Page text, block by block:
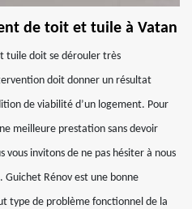
de toit et tuile à Vatan
tuile doit se dérouler très
doit donner un résultat
de viabilité d’un logement. Pour
meilleure prestation sans devoir
invitons de ne pas hésiter à nous
Rénov est une bonne
type de problème fonctionnel de la